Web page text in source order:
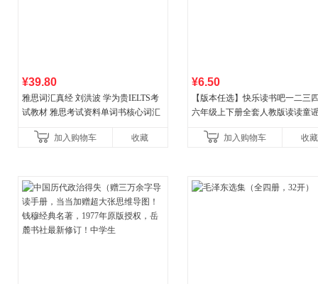
¥39.80
雅思词汇真经 刘洪波 学为贵IELTS考
试教材 雅思考试资料单词书核心词汇
加入购物车
收藏
¥6.50
【版本任选】快乐读书吧一二三
六年级上下册全套人教版读读童
古代寓言安徒生童话学生阅
加入购物车 收藏